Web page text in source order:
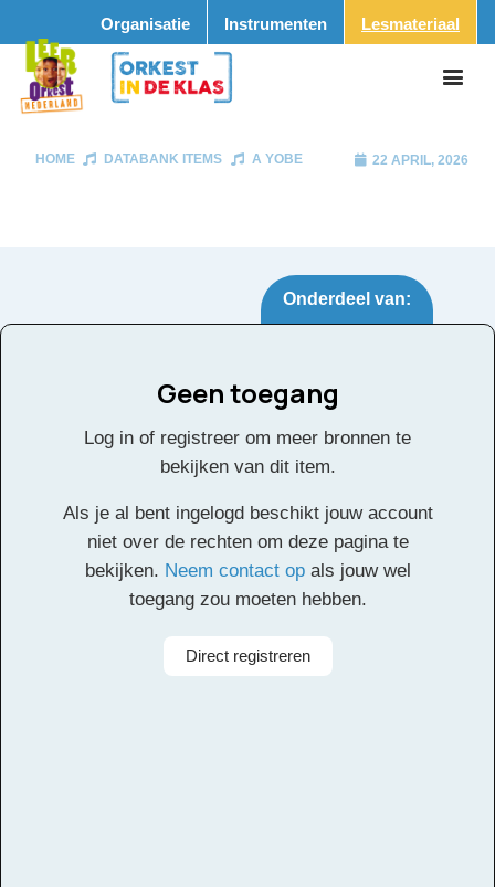
Organisatie Instrumenten Lesmateriaal
HOME DATABANK ITEMS A YOBE 22 APRIL, 2026
Onderdeel van:
Facebook
TwitterEmailPinterestLinkedIn
Delen
Geen toegang
Log in of registreer om meer bronnen te
bekijken van dit item.
Als je al bent ingelogd beschikt jouw account
niet over de rechten om deze pagina te
bekijken. Neem contact opals jouw wel
toegang zou moeten hebben.
Direct registreren
Alle rechten voorbehouden
Dirk Kokx